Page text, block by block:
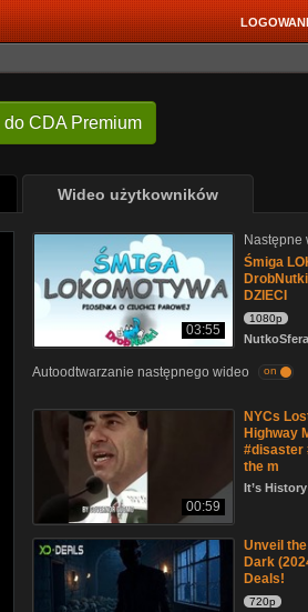
do CDA Premium
Wideo użytkowników
03:55
Następne
Śmiga
DZIECI
1080p
NutkoSfera
Autoodtwarzanie następnego wideo on
00:59
NYCs
Highway
#disaster
the m
It’s
Unveil
Dark
Deals!
720p